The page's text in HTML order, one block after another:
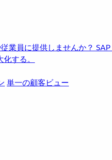
業員に提供しませんか？ SAP
する。
単一の顧客ビュー